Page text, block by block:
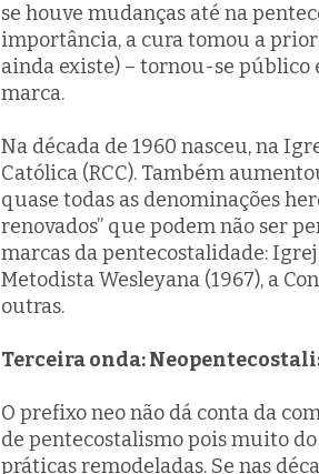
se houve mudanças até na
importância, a cura tomou a
ainda existe) – tornou-se público
marca.
Na década de 1960 nasceu, na
Católica (RCC). Também
quase todas as denominações
renovados” que podem não ser
marcas dapentecostalidade:
Metodista Wesleyana (1967), a
outras.
Terceira onda:
O prefixoneonão dá conta da
de pentecostalismo pois muito
práticas remodeladas. Se nas